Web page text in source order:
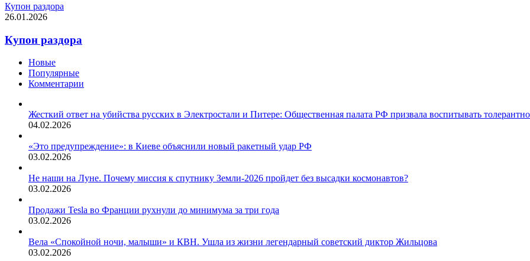
Купон раздора
26.01.2026
Купон раздора
Новые
Популярные
Комментарии
Жесткий ответ на убийства русских в Электростали и Питере: Общественная палата РФ призвала воспитывать
04.02.2026
«Это предупреждение»: в Киеве объяснили новый ракетный удар РФ
03.02.2026
Не наши на Луне. Почему миссия к спутнику Земли-2026 пройдет без высадки космонавтов?
03.02.2026
Продажи Tesla во Франции рухнули до минимума за три года
03.02.2026
Вела «Спокойной ночи, малыши» и КВН. Ушла из жизни легендарный советский диктор Жильцова
03.02.2026